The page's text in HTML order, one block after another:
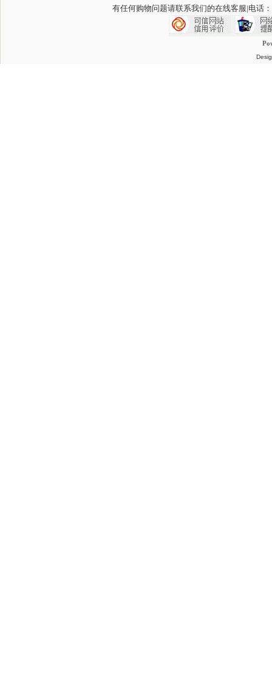
有任何购物问题请联系我们的在线客服|电话：